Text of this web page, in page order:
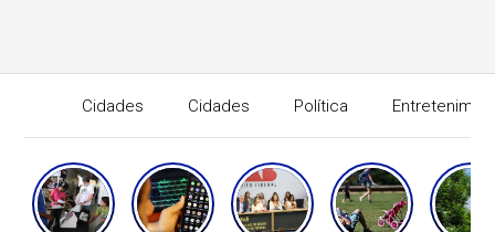
Cidades Cidades Política